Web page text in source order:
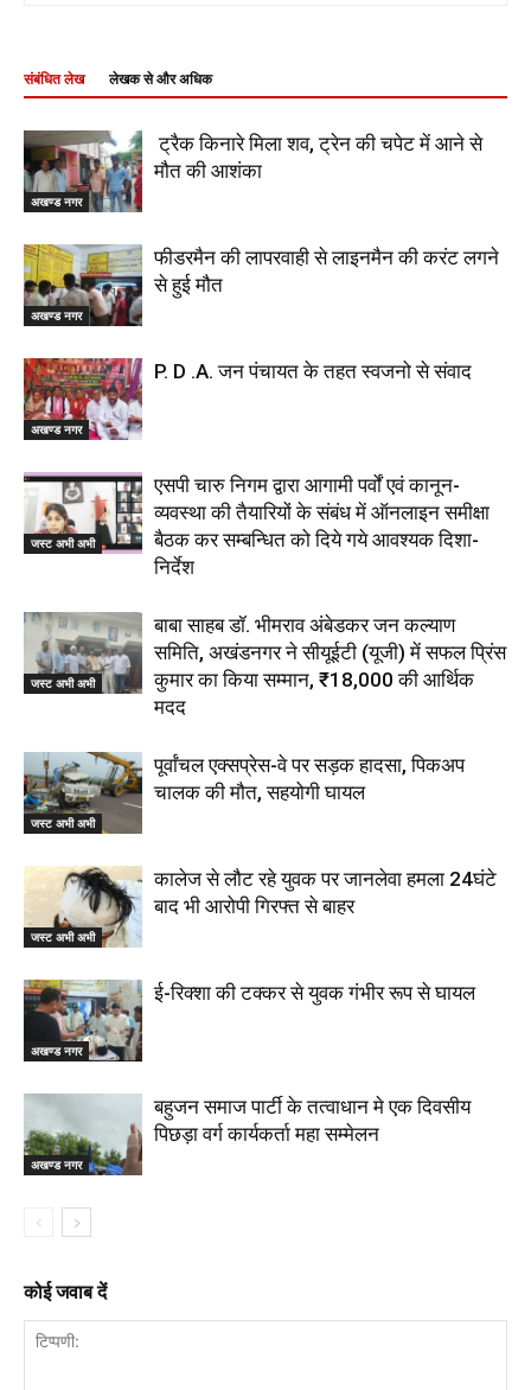
संबंधित लेख लेखक से और अधिक
अखण्ड नगर
ट्रैक किनारे मिला शव, ट्रेन की चपेट में आने से
मौत की आशंका
अखण्ड नगर
फीडरमैन की लापरवाही से लाइनमैन की करंट लगने
से हुई मौत
अखण्ड नगर
P. D .A. जन पंचायत के तहत स्वजनो से संवाद
जस्ट अभी अभी
एसपी चारु निगम द्वारा आगामी पर्वों एवं कानून-
व्यवस्था की तैयारियों के संबंध में ऑनलाइन समीक्षा
बैठक कर सम्बन्धित को दिये गये आवश्यक दिशा-
निर्देश
जस्ट अभी अभी
बाबा साहब डॉ. भीमराव अंबेडकर जन कल्याण
समिति, अखंडनगर ने सीयूईटी (यूजी) में सफल प्रिंस
कुमार का किया सम्मान, ₹18,000 की आर्थिक
मदद
जस्ट अभी अभी
पूर्वांचल एक्सप्रेस-वे पर सड़क हादसा, पिकअप
चालक की मौत, सहयोगी घायल
जस्ट अभी अभी
कालेज से लौट रहे युवक पर जानलेवा हमला 24घंटे
बाद भी आरोपी गिरफ्त से बाहर
अखण्ड नगर
ई-रिक्शा की टक्कर से युवक गंभीर रूप से घायल
अखण्ड नगर
बहुजन समाज पार्टी के तत्वाधान मे एक दिवसीय
पिछड़ा वर्ग कार्यकर्ता महा सम्मेलन
कोई जवाब दें